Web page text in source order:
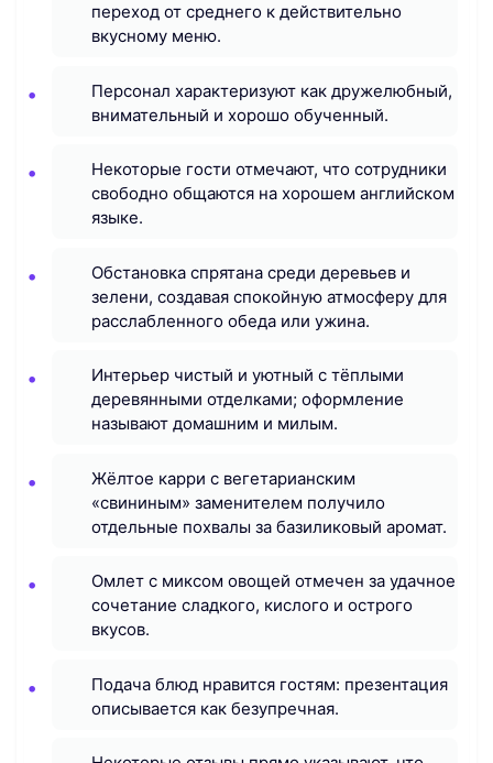
переход от среднего к действительно
вкусному меню.
Персонал характеризуют как дружелюбный,
внимательный и хорошо обученный.
Некоторые гости отмечают, что сотрудники
свободно общаются на хорошем английском
языке.
Обстановка спрятана среди деревьев и
зелени, создавая спокойную атмосферу для
расслабленного обеда или ужина.
Интерьер чистый и уютный с тёплыми
деревянными отделками; оформление
называют домашним и милым.
Жёлтое карри с вегетарианским
«свининым» заменителем получило
отдельные похвалы за базиликовый аромат.
Омлет с миксом овощей отмечен за удачное
сочетание сладкого, кислого и острого
вкусов.
Подача блюд нравится гостям: презентация
описывается как безупречная.